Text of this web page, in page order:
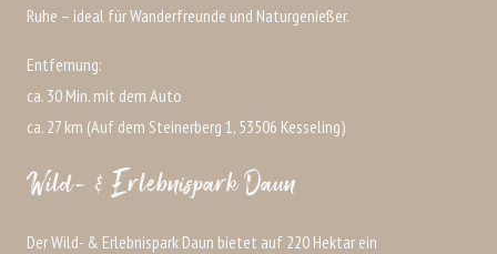
Ruhe – ideal für Wanderfreunde und Naturgenießer.
Entfernung:
ca. 30 Min. mit dem Auto
ca. 27 km (Auf dem Steinerberg 1, 53506 Kesseling)
Wild- & Erlebnispark Daun
Der Wild- & Erlebnispark Daun bietet auf 220 Hektar ein